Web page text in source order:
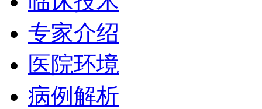
专家介绍
医院环境
病例解析